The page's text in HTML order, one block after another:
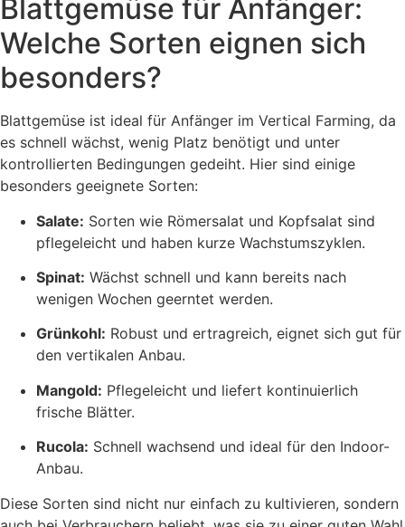
Blattgemüse für Anfänger:
Welche Sorten eignen sich
besonders?
Blattgemüse ist ideal für Anfänger im Vertical Farming, da
es schnell wächst, wenig Platz benötigt und unter
kontrollierten Bedingungen gedeiht. Hier sind einige
besonders geeignete Sorten:
Salate: Sorten wie Römersalat und Kopfsalat sind
pflegeleicht und haben kurze Wachstumszyklen.
Spinat: Wächst schnell und kann bereits nach
wenigen Wochen geerntet werden.
Grünkohl: Robust und ertragreich, eignet sich gut für
den vertikalen Anbau.
Mangold: Pflegeleicht und liefert kontinuierlich
frische Blätter.
Rucola: Schnell wachsend und ideal für den Indoor-
Anbau.
Diese Sorten sind nicht nur einfach zu kultivieren, sondern